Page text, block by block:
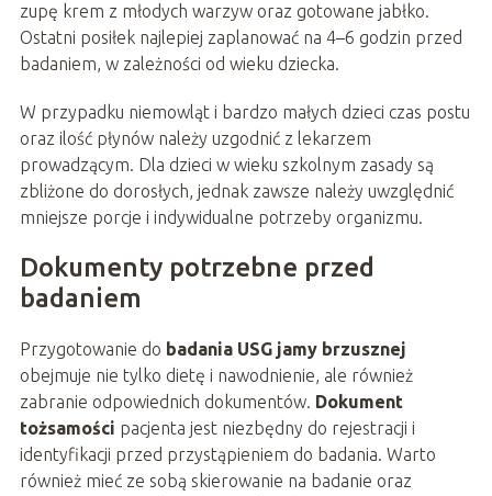
zupę krem z młodych warzyw oraz gotowane jabłko.
Ostatni posiłek najlepiej zaplanować na 4–6 godzin przed
badaniem, w zależności od wieku dziecka.
W przypadku niemowląt i bardzo małych dzieci czas postu
oraz ilość płynów należy uzgodnić z lekarzem
prowadzącym. Dla dzieci w wieku szkolnym zasady są
zbliżone do dorosłych, jednak zawsze należy uwzględnić
mniejsze porcje i indywidualne potrzeby organizmu.
Dokumenty potrzebne przed
badaniem
Przygotowanie do badania USG jamy brzusznej
obejmuje nie tylko dietę i nawodnienie, ale również
zabranie odpowiednich dokumentów. Dokument
tożsamości pacjenta jest niezbędny do rejestracji i
identyfikacji przed przystąpieniem do badania. Warto
również mieć ze sobą skierowanie na badanie oraz